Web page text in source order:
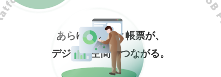
あらゆる企業と帳票が、
デジタル空間でつながる。